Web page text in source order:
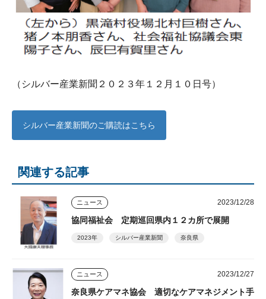
（シルバー産業新聞２０２３年１２月１０日号）
シルバー産業新聞のご購読はこちら
関連する記事
ニュース 2023/12/28
協同福祉会 定期巡回県内１２カ所で展開
2023年 シルバー産業新聞 奈良県
ニュース 2023/12/27
奈良県ケアマネ協会 適切なケアマネジメント手